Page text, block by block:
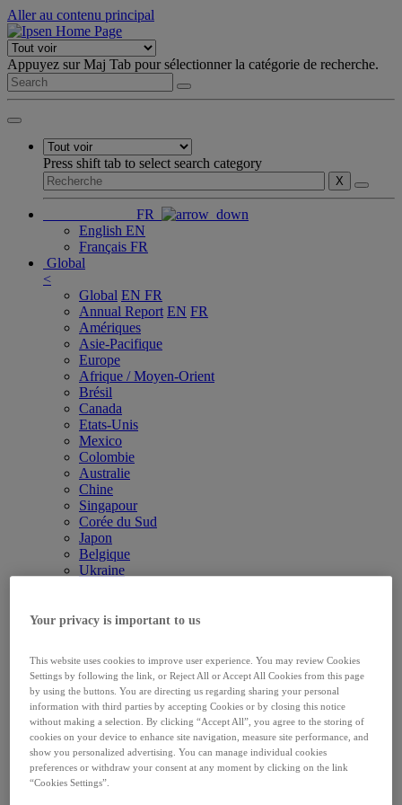
Aller au contenu principal
Appuyez sur Maj Tab pour sélectionner la catégorie de recherche.
Press shift tab to select search category
X
FR
English EN
Français FR
Global
<
Global EN FR
Annual Report EN FR
Amériques
Asie-Pacifique
Europe
Afrique / Moyen-Orient
Brésil
Canada
Etats-Unis
Mexico
Colombie
Australie
Chine
Singapour
Corée du Sud
Japon
Belgique
Ukraine
France
Italie
Pays-Bas
Espagne
Pologne
Russie
République Tchèque
Roumanie
Hongrie
Your privacy is important to us
This website uses cookies to improve user experience. You may review Cookies
Settings by following the link, or Reject All or Accept All Cookies from this page
by using the buttons. You are directing us regarding sharing your personal
information with third parties by accepting Cookies or by closing this notice
without making a selection. By clicking “Accept All”, you agree to the storing of
cookies on your device to enhance site navigation, measure site performance, and
show you personalized advertising. You can manage individual cookies
preferences or withdraw your consent at any moment by clicking on the link
“Cookies Settings”.